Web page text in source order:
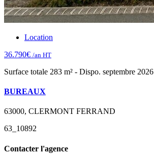
Location
36.790€ /an HT
Surface totale 283 m² - Dispo. septembre 2026
BUREAUX
63000, CLERMONT FERRAND
63_10892
Contacter l'agence